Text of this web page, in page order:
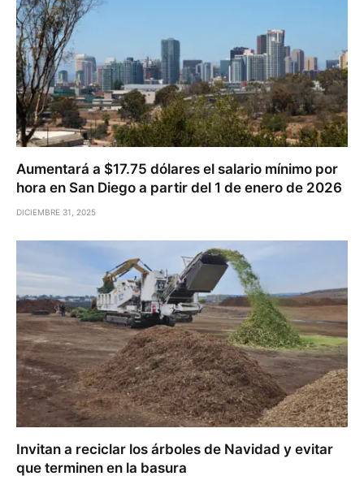
Aumentará a $17.75 dólares el salario mínimo por
hora en San Diego a partir del 1 de enero de 2026
DICIEMBRE 31, 2025
Invitan a reciclar los árboles de Navidad y evitar
que terminen en la basura